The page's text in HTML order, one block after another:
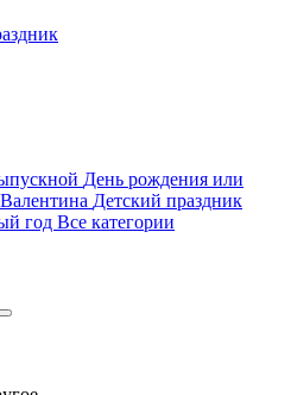
День рождения или
Детский праздник
год Все категории